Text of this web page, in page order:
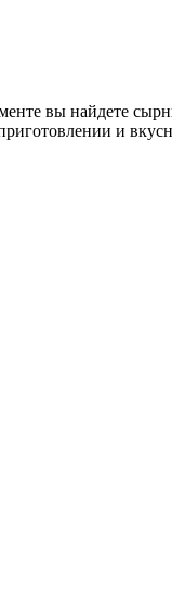
вы найдете
и